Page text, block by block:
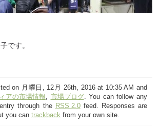
です。
on 月曜日, 12月 26th, 2016 at 10:35 AM and
アの市場情報, 市場ブログ. You can follow any
through the RSS 2.0feed. Responses are
you can trackback from your own site.